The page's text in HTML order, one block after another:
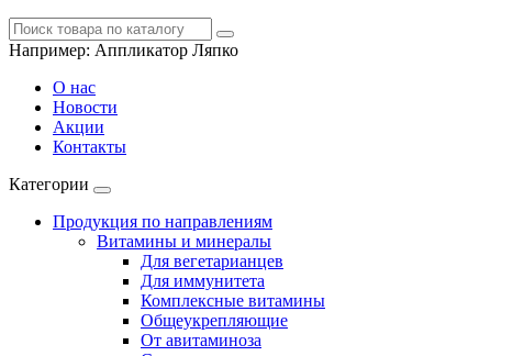
Например: Аппликатор Ляпко
О нас
Новости
Акции
Контакты
Категории
Продукция по направлениям
Витамины и минералы
Для вегетарианцев
Для иммунитета
Комплексные витамины
Общеукрепляющие
От авитаминоза